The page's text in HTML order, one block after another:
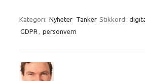
Kategori: Nyheter Tanker Stikkord:
GDPR , personvern